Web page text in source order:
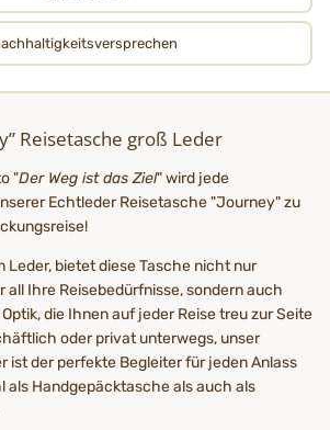
Reisetasche groß Leder
"Der Weg ist das Ziel" wird jede
Echtleder Reisetasche "Journey" zu
Leder, bietet diese Tasche nicht nur
all Ihre Reisebedürfnisse, sondern auch
die Ihnen auf jeder Reise treu zur Seite
oder privat unterwegs, unser
ist der perfekte Begleiter für jeden Anlass
als Handgepäcktasche als auch als